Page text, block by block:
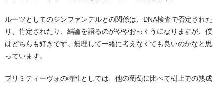
ルーツとしてのジンファンデルとの関係は、DNA検査で否定された
り、肯定されたり、結論を語るのがややおっくうになりますが、僕
はどちらも好きです。無理して一緒に考えなくても良いのかなと思
っています。
プリミティーヴォの特性としては、他の葡萄に比べて樹上での熟成